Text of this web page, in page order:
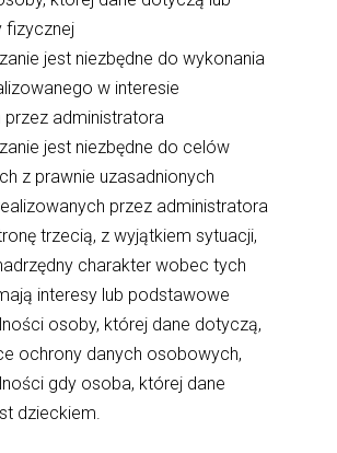
fizycznej
jest niezbędne do wykonania
w interesie
przez administratora
jest niezbędne do celów
z prawnie uzasadnionych
przez administratora
trzecią, z wyjątkiem sytuacji,
charakter wobec tych
interesy lub podstawowe
osoby, której dane dotyczą,
ochrony danych osobowych,
gdy osoba, której dane
dzieckiem.